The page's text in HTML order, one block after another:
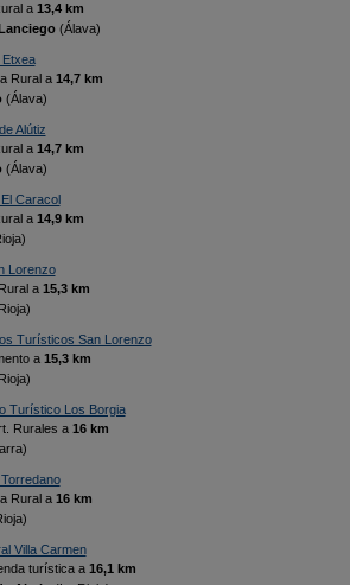
a 13,4 km
(Álava)
Etxea
Rural a 14,7 km
(Álava)
Alútiz
a 14,7 km
(Álava)
Caracol
a 14,9 km
Lorenzo
a 15,3 km
Turísticos San Lorenzo
a 15,3 km
Turístico Los Borgia
Rurales a 16 km
Rural a 16 km
Villa Carmen
turística a 16,1 km